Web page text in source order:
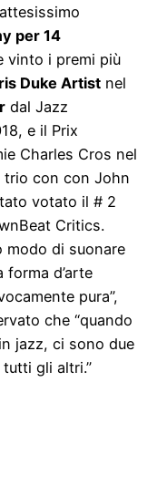
per 14
vinto i premi più
Duke Artist nel
dal Jazz
e il Prix
Charles Cros nel
trio con con John
votato il # 2
Critics.
modo di suonare
forma d’arte
pura”,
che “quando
jazz, ci sono due
gli altri.”